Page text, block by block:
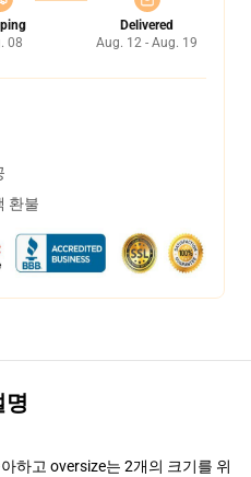
08
Delivered
Aug. 12 - Aug. 19
환불
명
하고 oversize는 2개의 크기를 위